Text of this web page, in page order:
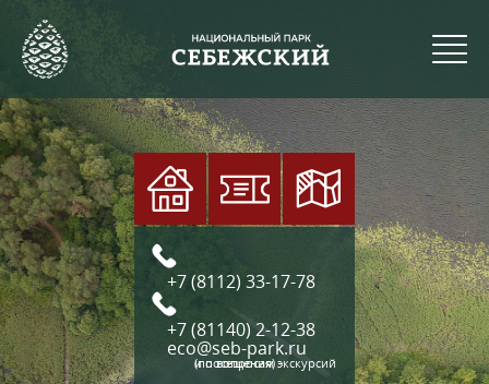
+7 (8112) 33-17-78
+7 (81140) 2-12-38
eco@seb-park.ru
(по вопросам экскурсий и посещения)